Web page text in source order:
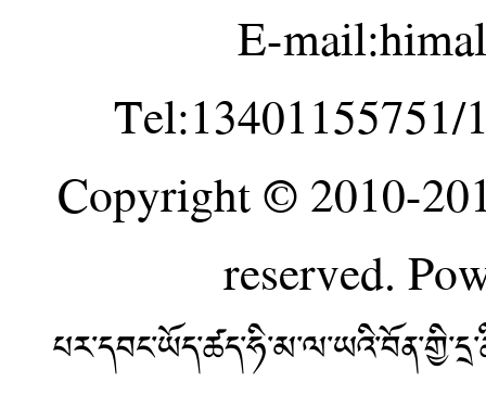
E-
Tel:13401155751/
Copyright © 2010-
reserved.